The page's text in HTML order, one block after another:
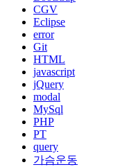
CGV
Eclipse
error
Git
HTML
javascript
jQuery
modal
MySql
PHP
PT
query
가슴운동